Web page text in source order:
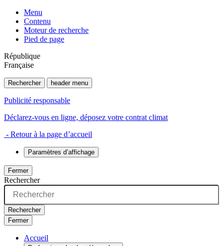
Menu
Contenu
Moteur de recherche
Pied de page
République
Française
Rechercher header menu
Publicité responsable
Déclarez-vous en ligne, déposez votre contrat climat
- Retour à la page d’accueil
Paramètres d’affichage
Fermer
Rechercher
Rechercher
Fermer
Accueil